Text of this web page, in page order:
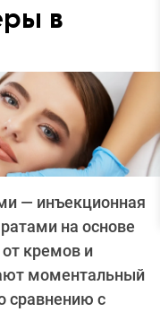
в
— инъекционная
на основе
кремов и
моментальный
сравнению с